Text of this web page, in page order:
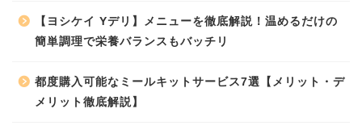
【ヨシケイ Yデリ】メニューを徹底解説！温めるだけの
簡単調理で栄養バランスもバッチリ
都度購入可能なミールキットサービス7選【メリット・デ
メリット徹底解説】